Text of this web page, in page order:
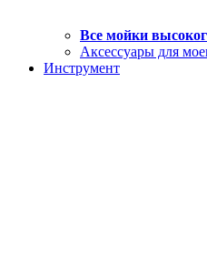
Все мойки
Аксессуары для
Инструмент